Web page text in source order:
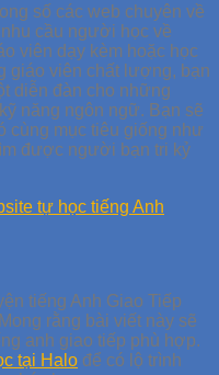
số các web chuyên về
cầu người học về
viên dạy kèm hoặc học
giáo viên chất lượng, bạn
diễn đàn cho những
năng ngôn ngữ. Bạn sẽ
cùng mục tiêu giống như
được người bạn tri kỷ
tự học tiếng Anh
tiếng Anh Giao Tiếp
rằng bài viết này sẽ
anh giao tiếp phù hợp.
tại Halo để có lộ trình